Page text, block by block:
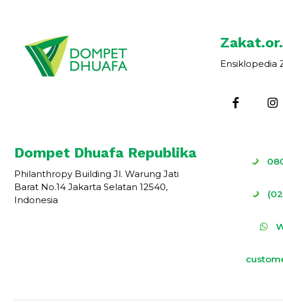
Ensiklopedia
Dompet Dhuafa Republika
Philanthropy Building Jl. Warung Jati
Barat No.14 Jakarta Selatan 12540,
Indonesia